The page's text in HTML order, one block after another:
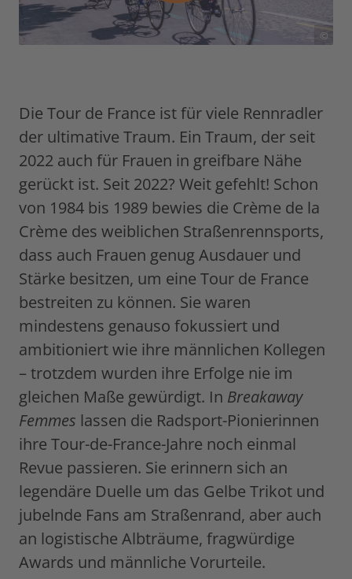
©
Die Tour de France ist für viele Rennradler
der ultimative Traum. Ein Traum, der seit
2022 auch für Frauen in greifbare Nähe
gerückt ist. Seit 2022? Weit gefehlt! Schon
von 1984 bis 1989 bewies die Crème de la
Crème des weiblichen Straßenrennsports,
dass auch Frauen genug Ausdauer und
Stärke besitzen, um eine Tour de France
bestreiten zu können. Sie waren
mindestens genauso fokussiert und
ambitioniert wie ihre männlichen Kollegen
– trotzdem wurden ihre Erfolge nie im
gleichen Maße gewürdigt. In Breakaway
Femmes lassen die Radsport-Pionierinnen
ihre Tour-de-France-Jahre noch einmal
Revue passieren. Sie erinnern sich an
legendäre Duelle um das Gelbe Trikot und
jubelnde Fans am Straßenrand, aber auch
an logistische Albträume, fragwürdige
Awards und männliche Vorurteile.